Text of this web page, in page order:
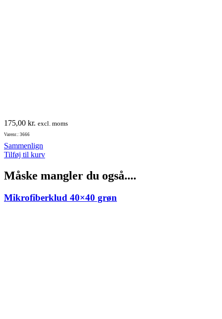
175,00 kr. excl. moms
Varenr.: 3666
Sammenlign
Tilføj til kurv
Måske mangler du også....
Mikrofiberklud 40×40 grøn